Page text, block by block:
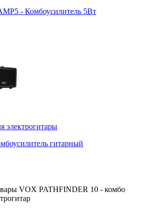
- Комбоусилитель 5Вт
электрогитары
гитарный
VOX PATHFINDER 10 - комбо